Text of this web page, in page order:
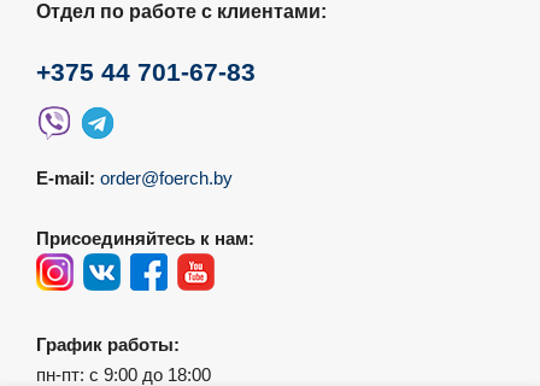
Отдел по работе с клиентами:
+375 44 701-67-83
E-mail: order@foerch.by
Присоединяйтесь к нам:
График работы:
пн-пт: с 9:00 до 18:00